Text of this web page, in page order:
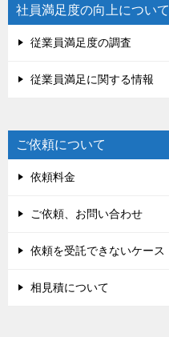
社員満足度の向上について
従業員満足度の調査
従業員満足に関する情報
ご依頼について
依頼料金
ご依頼、お問い合わせ
依頼を受託できないケース
相見積について